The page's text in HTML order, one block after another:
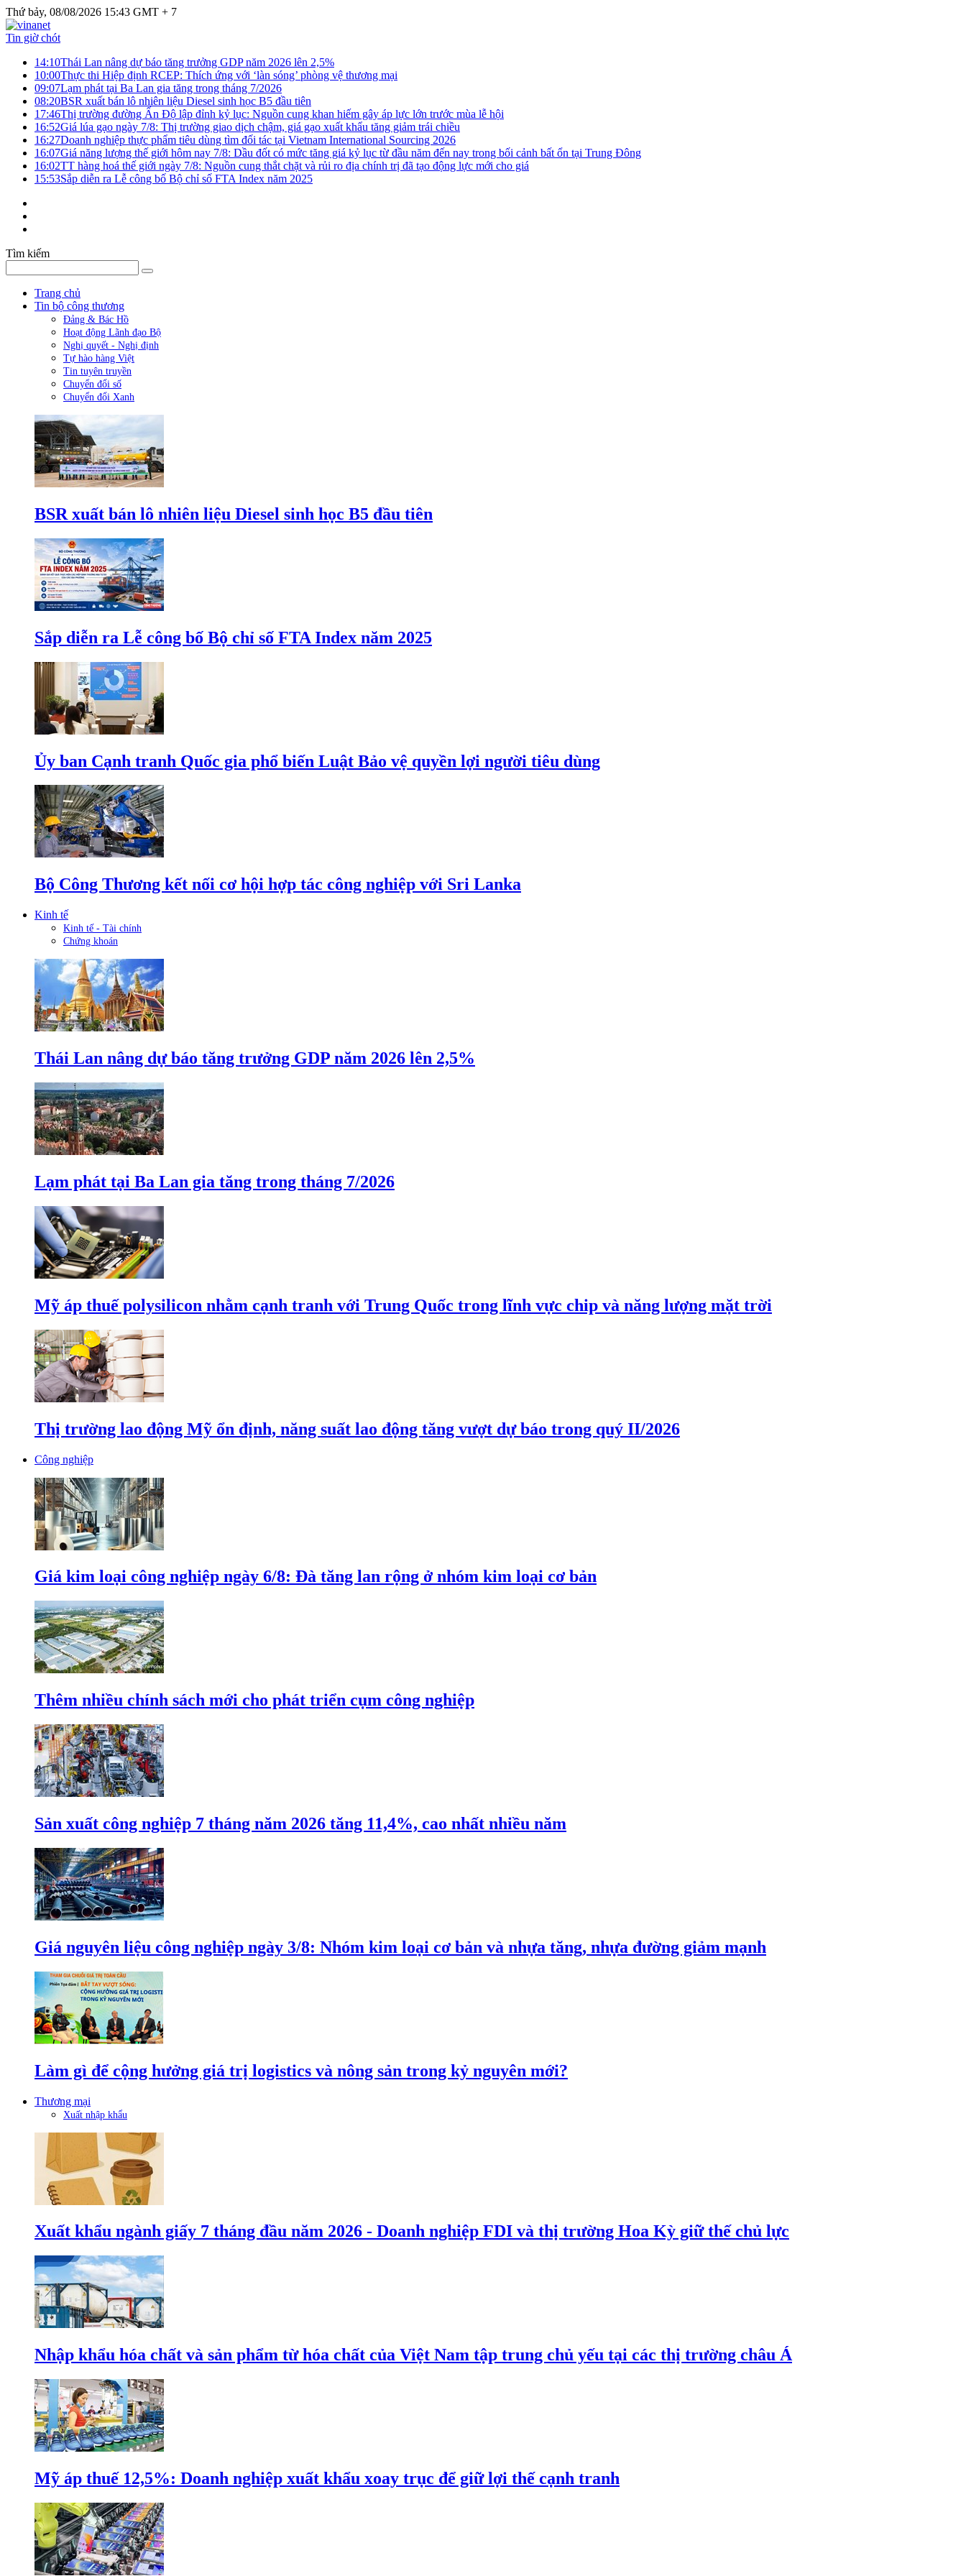
Thứ bảy, 08/08/2026 15:43 GMT + 7
Tin giờ chót
14:10Thái Lan nâng dự báo tăng trưởng GDP năm 2026 lên 2,5%
10:00Thực thi Hiệp định RCEP: Thích ứng với ‘làn sóng’ phòng vệ thương mại
09:07Lạm phát tại Ba Lan gia tăng trong tháng 7/2026
08:20BSR xuất bán lô nhiên liệu Diesel sinh học B5 đầu tiên
17:46Thị trường đường Ấn Độ lập đỉnh kỷ lục: Nguồn cung khan hiếm gây áp lực lớn trước mùa lễ hội
16:52Giá lúa gạo ngày 7/8: Thị trường giao dịch chậm, giá gạo xuất khẩu tăng giảm trái chiều
16:27Doanh nghiệp thực phẩm tiêu dùng tìm đối tác tại Vietnam International Sourcing 2026
16:07Giá năng lượng thế giới hôm nay 7/8: Dầu đốt có mức tăng giá kỷ lục từ đầu năm đến nay trong bối cảnh bất ổn tại Trung Đông
16:02TT hàng hoá thế giới ngày 7/8: Nguồn cung thắt chặt và rủi ro địa chính trị đã tạo động lực mới cho giá
15:53Sắp diễn ra Lễ công bố Bộ chỉ số FTA Index năm 2025
Tìm kiếm
Trang chủ
Tin bộ công thương
Đảng & Bác Hồ
Hoạt động Lãnh đạo Bộ
Nghị quyết - Nghị định
Tự hào hàng Việt
Tin tuyên truyền
Chuyển đổi số
Chuyển đổi Xanh
BSR xuất bán lô nhiên liệu Diesel sinh học B5 đầu tiên
Sắp diễn ra Lễ công bố Bộ chỉ số FTA Index năm 2025
Ủy ban Cạnh tranh Quốc gia phổ biến Luật Bảo vệ quyền lợi người tiêu dùng
Bộ Công Thương kết nối cơ hội hợp tác công nghiệp với Sri Lanka
Kinh tế
Kinh tế - Tài chính
Chứng khoán
Thái Lan nâng dự báo tăng trưởng GDP năm 2026 lên 2,5%
Lạm phát tại Ba Lan gia tăng trong tháng 7/2026
Mỹ áp thuế polysilicon nhằm cạnh tranh với Trung Quốc trong lĩnh vực chip và năng lượng mặt trời
Thị trường lao động Mỹ ổn định, năng suất lao động tăng vượt dự báo trong quý II/2026
Công nghiệp
Giá kim loại công nghiệp ngày 6/8: Đà tăng lan rộng ở nhóm kim loại cơ bản
Thêm nhiều chính sách mới cho phát triển cụm công nghiệp
Sản xuất công nghiệp 7 tháng năm 2026 tăng 11,4%, cao nhất nhiều năm
Giá nguyên liệu công nghiệp ngày 3/8: Nhóm kim loại cơ bản và nhựa tăng, nhựa đường giảm mạnh
Làm gì để cộng hưởng giá trị logistics và nông sản trong kỷ nguyên mới?
Thương mại
Xuất nhập khẩu
Xuất khẩu ngành giấy 7 tháng đầu năm 2026 - Doanh nghiệp FDI và thị trường Hoa Kỳ giữ thế chủ lực
Nhập khẩu hóa chất và sản phẩm từ hóa chất của Việt Nam tập trung chủ yếu tại các thị trường châu Á
Mỹ áp thuế 12,5%: Doanh nghiệp xuất khẩu xoay trục để giữ lợi thế cạnh tranh